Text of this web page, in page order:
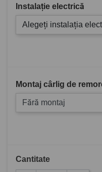
Instalație electrică
Alegeți instalația
Montaj cârlig de
Fără montaj
Cantitate